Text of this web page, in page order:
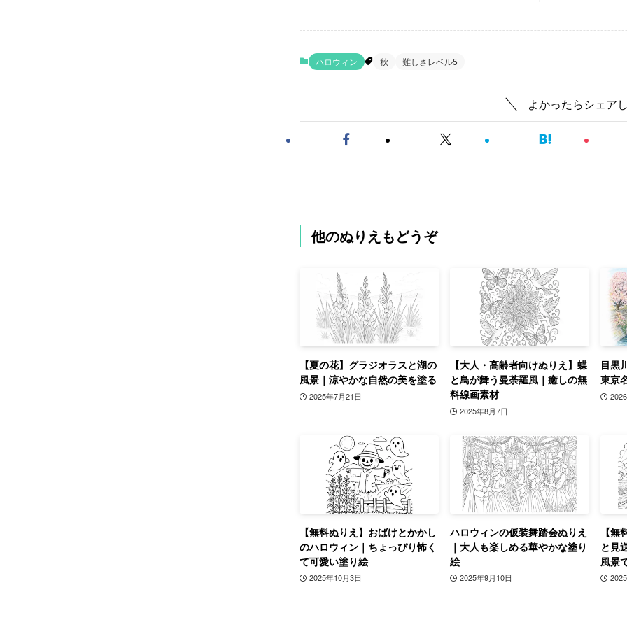
ハロウィン 秋 難しさレベル5
よかったらシェア
他のぬりえもどうぞ
【夏の花】グラジオラスと湖の
風景｜涼やかな自然の美を塗る
2025年7月21日
【大人・高齢者向けぬりえ】蝶
と鳥が舞う曼荼羅風｜癒しの無
料線画素材
2025年8月7日
目黒
東京
【無料ぬりえ】おばけとかかし
のハロウィン｜ちょっぴり怖く
て可愛い塗り絵
2025年10月3日
ハロウィンの仮装舞踏会ぬりえ
｜大人も楽しめる華やかな塗り
絵
2025年9月10日
【
と見
風景